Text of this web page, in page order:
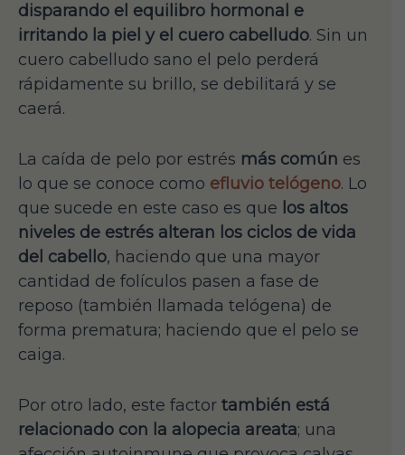
disparando el equilibro hormonal e
irritando la piel y el cuero cabelludo. Sin un
cuero cabelludo sano el pelo perderá
rápidamente su brillo, se debilitará y se
caerá.
La caída de pelo por estrés más común es
lo que se conoce como efluvio telógeno. Lo
que sucede en este caso es que los altos
niveles de estrés alteran los ciclos de vida
del cabello, haciendo que una mayor
cantidad de folículos pasen a fase de
reposo (también llamada telógena) de
forma prematura; haciendo que el pelo se
caiga.
Por otro lado, este factor también está
relacionado con la alopecia areata; una